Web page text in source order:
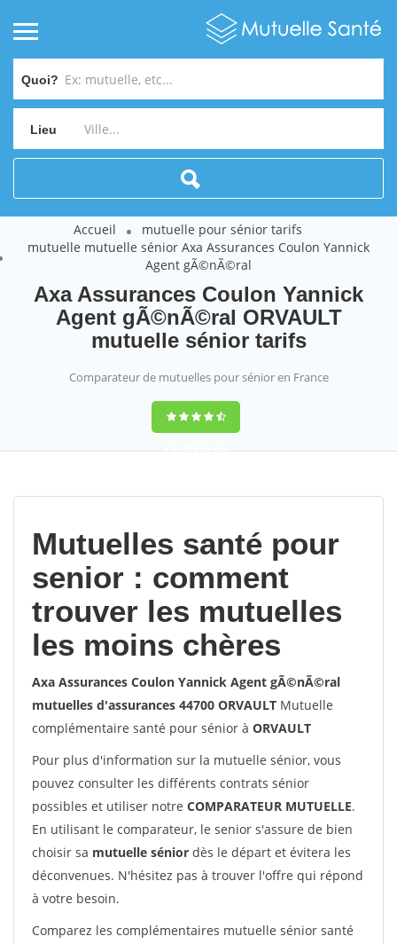
Quoi?
Lieu
Accueil
mutuelle pour sénior tarifs
mutuelle mutuelle sénior Axa Assurances Coulon Yannick
Agent gÃ©nÃ©ral
Axa Assurances Coulon Yannick
Agent gÃ©nÃ©ral ORVAULT
mutuelle sénior tarifs
Comparateur de mutuelles pour sénior en France
9,2(100%)452
Mutuelles santé pour
senior : comment
trouver les mutuelles
les moins chères
Axa Assurances Coulon Yannick Agent gÃ©nÃ©ral
mutuelles d'assurances 44700 ORVAULT Mutuelle
complémentaire santé pour sénior à ORVAULT
Pour plus d'information sur la mutuelle sénior, vous
pouvez consulter les différents contrats sénior
possibles et utiliser notre COMPARATEUR MUTUELLE.
En utilisant le comparateur, le senior s'assure de bien
choisir sa mutuelle sénior dès le départ et évitera les
déconvenues. N'hésitez pas à trouver l'offre qui répond
à votre besoin.
Comparez les complémentaires mutuelle sénior santé